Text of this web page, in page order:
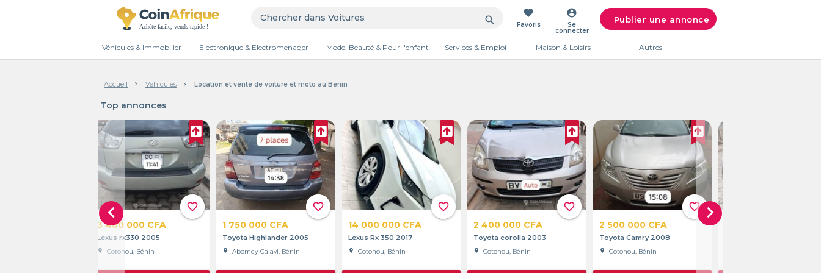
search
favorite
Favoris
account_circle
Se
connecter
Publier une annonce
Véhicules & Immobilier Electronique & Electromenager Mode, Beauté & Pour l'enfant Services & Emploi Maison & Loisirs Autres
Accueil Véhicules Location et vente de voiture et moto au Bénin
Top annonces
3 400 000 CFA
Lexus rx330 2005
location_on Cotonou, Bénin
favorite_border
1 750 000 CFA
Toyota Highlander 2005
location_on Abomey-Calavi, Bénin
favorite_border
14 000 000 CFA
Lexus Rx 350 2017
location_on Cotonou, Bénin
favorite_border
2 400 000 CFA
Toyota corolla 2003
location_on Cotonou, Bénin
favorite_border
2 500 000 CFA
Toyota Camry 2008
location_on Cotonou, Bénin
favorite_borderchevron_right
chevron_left